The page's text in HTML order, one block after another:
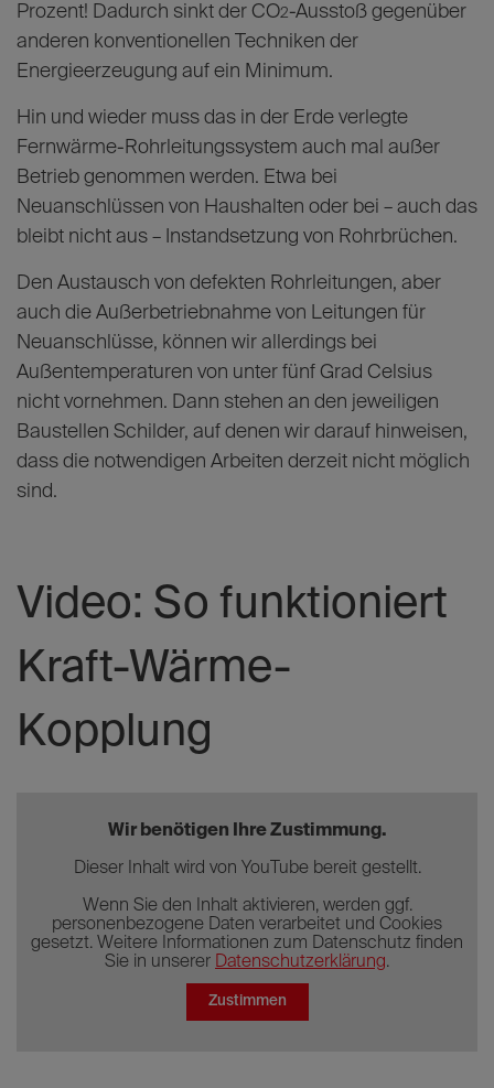
Prozent! Dadurch sinkt der CO2-Ausstoß gegenüber
anderen konventionellen Techniken der
Energieerzeugung auf ein Minimum.
Hin und wieder muss das in der Erde verlegte
Fernwärme-Rohrleitungssystem auch mal außer
Betrieb genommen werden. Etwa bei
Neuanschlüssen von Haushalten oder bei – auch das
bleibt nicht aus – Instandsetzung von Rohrbrüchen.
Den Austausch von defekten Rohrleitungen, aber
auch die Außerbetriebnahme von Leitungen für
Neuanschlüsse, können wir allerdings bei
Außentemperaturen von unter fünf Grad Celsius
nicht vornehmen. Dann stehen an den jeweiligen
Baustellen Schilder, auf denen wir darauf hinweisen,
dass die notwendigen Arbeiten derzeit nicht möglich
sind.
Video: So funktioniert
Kraft-Wärme-
Kopplung
Wir benötigen Ihre Zustimmung.
Dieser Inhalt wird von YouTube bereit gestellt.
Wenn Sie den Inhalt aktivieren, werden ggf.
personenbezogene Daten verarbeitet und Cookies
gesetzt. Weitere Informationen zum Datenschutz finden
Sie in unserer Datenschutzerklärung.
Zustimmen